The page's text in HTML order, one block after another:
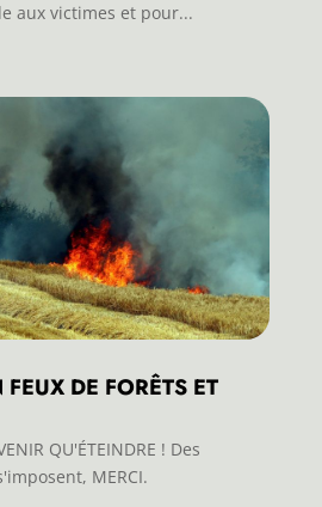
aux victimes et pour...
DE FORÊTS ET
QU'ÉTEINDRE ! Des
MERCI.